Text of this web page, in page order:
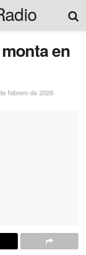
en
febrero de 2026